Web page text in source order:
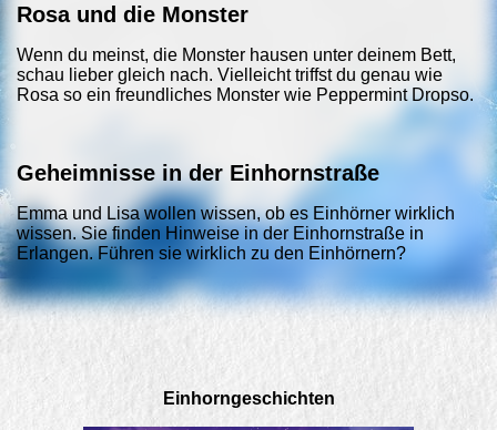
Rosa und die Monster
Wenn du meinst, die Monster hausen unter deinem Bett,
schau lieber gleich nach. Vielleicht triffst du genau wie
Rosa so ein freundliches Monster wie Peppermint Dropso.
Geheimnisse in der Einhornstraße
Emma und Lisa wollen wissen, ob es Einhörner wirklich
wissen. Sie finden Hinweise in der Einhornstraße in
Erlangen. Führen sie wirklich zu den Einhörnern?
Einhorngeschichten